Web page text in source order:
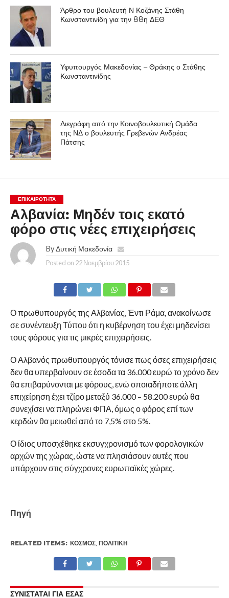
Άρθρο του βουλευτή Ν Κοζάνης Στάθη
Κωνσταντινίδη για την 88η ΔΕΘ
Υφυπουργός Μακεδονίας – Θράκης ο Στάθης
Κωνσταντινίδης
Διεγράφη από την Κοινοβουλευτική Ομάδα
της ΝΔ ο βουλευτής Γρεβενών Ανδρέας
Πάτσης
ΕΠΙΚΑΙΡΟΤΗΤΑ
Αλβανία: Μηδέν τοις εκατό
φόρο στις νέες επιχειρήσεις
By Δυτική Μακεδονία
Posted on 22 Νοεμβρίου 2015
Ο πρωθυπουργός της Αλβανίας, Έντι Ράμα, ανακοίνωσε
σε συνέντευξη Τύπου ότι η κυβέρνηση του έχει μηδενίσει
τους φόρους για τις μικρές επιχειρήσεις.
Ο Αλβανός πρωθυπουργός τόνισε πως όσες επιχειρήσεις
δεν θα υπερβαίνουν σε έσοδα τα 36.000 ευρώ το χρόνο δεν
θα επιβαρύνονται με φόρους, ενώ οποιαδήποτε άλλη
επιχείρηση έχει τζίρο μεταξύ 36.000 – 58.200 ευρώ θα
συνεχίσει να πληρώνει ΦΠΑ, όμως ο φόρος επί των
κερδών θα μειωθεί από το 7,5% στο 5%.
Ο ίδιος υποσχέθηκε εκσυγχρονισμό των φορολογικών
αρχών της χώρας, ώστε να πλησιάσουν αυτές που
υπάρχουν στις σύγχρονες ευρωπαϊκές χώρες.
Πηγή
RELATED ITEMS: ΚΌΣΜΟΣ, ΠΟΛΙΤΙΚΉ
ΣΥΝΙΣΤΑΤΑΙ ΓΙΑ ΕΣΑΣ